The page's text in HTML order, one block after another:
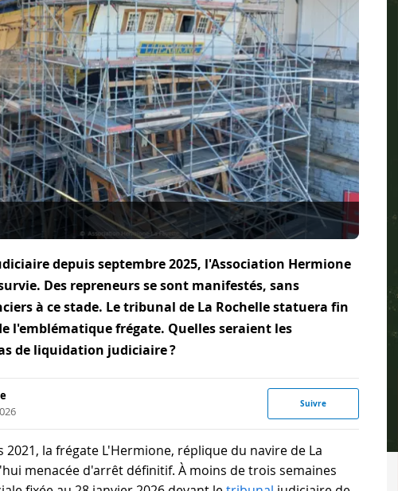
depuis septembre 2025, l'Association Hermione
Des repreneurs se sont manifestés, sans
à ce stade. Le tribunal de La Rochelle statuera fin
l'emblématique frégate. Quelles seraient les
de liquidation judiciaire ?
Suivre
2021, la frégate L'Hermione, réplique du navire de La
menacée d'arrêt définitif. À moins de trois semaines